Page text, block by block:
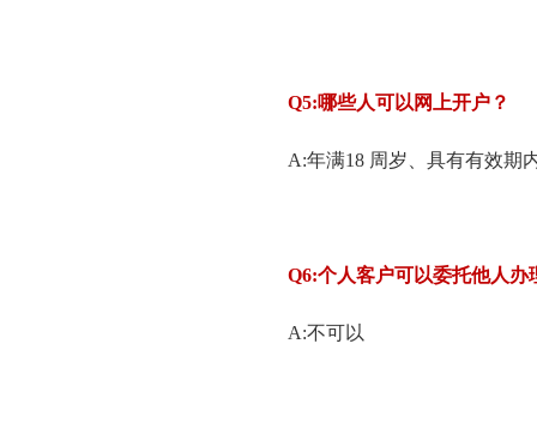
Q5:哪些人可以网上开户？
A:年满18 周岁、具有有效期
Q6:个人客户可以委托他人办
A:不可以